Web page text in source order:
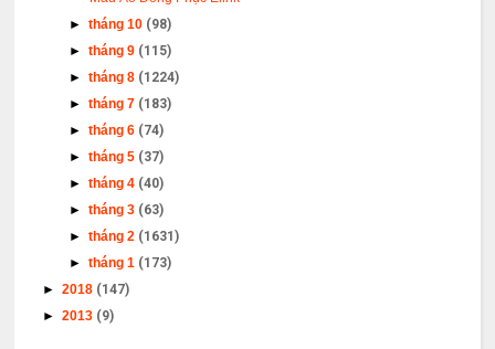
►tháng 10 (98)
►tháng 9 (115)
►tháng 8 (1224)
►tháng 7 (183)
►tháng 6 (74)
►tháng 5 (37)
►tháng 4 (40)
►tháng 3 (63)
►tháng 2 (1631)
►tháng 1 (173)
►2018 (147)
►2013 (9)